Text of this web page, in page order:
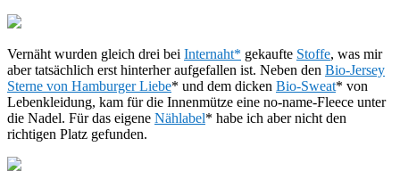
Vernäht wurden gleich drei bei Internaht* gekaufte Stoffe, was mir
aber tatsächlich erst hinterher aufgefallen ist. Neben den Bio-Jersey
Sterne von Hamburger Liebe* und dem dicken Bio-Sweat* von
Lebenkleidung, kam für die Innenmütze eine no-name-Fleece unter
die Nadel. Für das eigene Nählabel* habe ich aber nicht den
richtigen Platz gefunden.